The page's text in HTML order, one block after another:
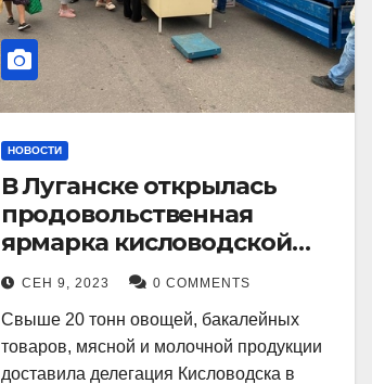
НОВОСТИ
В Луганске открылась
продовольственная
ярмарка кисловодской
продукции.
СЕН 9, 2023 0 COMMENTS
Свыше 20 тонн овощей, бакалейных
товаров, мясной и молочной продукции
доставила делегация Кисловодска в